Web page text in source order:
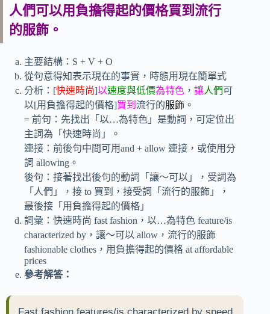
人們可以用負擔得起的價格買到流行
的服飾。
主要結構：S + V + O
從句意得知表示現在的事實，時態用現在簡單式
分析：[快速時尚]以速度與低價為特色 ， 讓人們可
以[用負擔得起的價格]買到 流行的服飾 。
= 前句：先找出「以…為特色」是動詞，可定位出
主詞為「快速時尚」。
連接：前後句中間可用and + allow 連接，或使用分
詞 allowing。
後句：接著找出後句的動詞「讓～可以」，受詞為
「人們」，接 to 買到，接受詞「流行的服飾」，
最後接「用負擔得起的價格」
詞彙：快速時尚 fast fashion，以…為特色 feature/is
characterized by，讓～可以 allow，流行的服飾
fashionable clothes，用負擔得起的價格 at affordable
prices
參考解答：